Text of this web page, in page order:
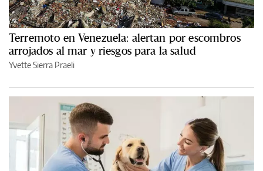
Terremoto en Venezuela: alertan por escombros
arrojados al mar y riesgos para la salud
Yvette Sierra Praeli